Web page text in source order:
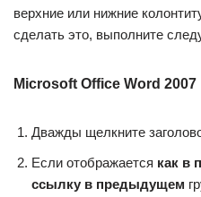
верхние или нижние
сделать это, выполните
Microsoft Office Word 2007
Дважды щелкните
Если отображается как в
ссылку в предыдущем